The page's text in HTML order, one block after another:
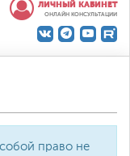
ЛИЧНЫЙ КАБИНЕТ
ОНЛАЙН КОНСУЛЬТАЦИИ
право не